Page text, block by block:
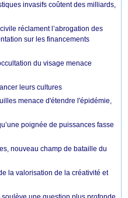
invasifs coûtent des milliards,
réclament l’abrogation des
sur les financements
du visage menace
leurs cultures
menace d'étendre l'épidémie,
poignée de puissances fasse
nouveau champ de bataille du
la valorisation de la créativité et